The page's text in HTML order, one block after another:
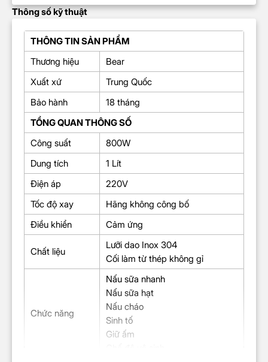
Thông số kỹ thuật
THÔNG TIN SẢN PHẨM
Thương hiệu
Bear
Xuất xứ
Trung Quốc
Bảo hành
18 tháng
TỔNG QUAN THÔNG SỐ
Công suất
800W
Dung tích
1 Lít
Điện áp
220V
Tốc độ xay
Hãng không công bố
Điều khiển
Cảm ứng
Chất liệu
Lưỡi dao Inox 304
Cối làm từ thép không gỉ
Chức năng
Nấu sữa nhanh
Nấu sữa hạt
Nấu cháo
Sinh tố
Giữ ấm